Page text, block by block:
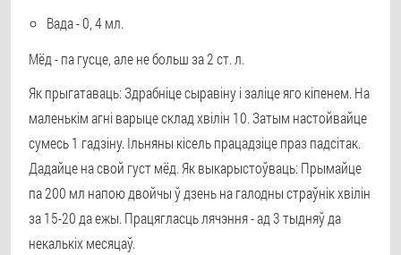
Вада - 0, 4 мл.
Мёд - па гусце, але не больш за 2 ст. л.
Як прыгатаваць: Здрабніце сыравіну і заліце яго кіпенем. На
маленькім агні варыце склад хвілін 10. Затым настойвайце
сумесь 1 гадзіну. Ільняны кісель працадзіце праз падсітак.
Дадайце на свой густ мёд. Як выкарыстоўваць: Прымайце
па 200 мл напою двойчы ў дзень на галодны страўнік хвілін
за 15-20 да ежы. Працягласць лячэння - ад 3 тыдняў да
некалькіх месяцаў.